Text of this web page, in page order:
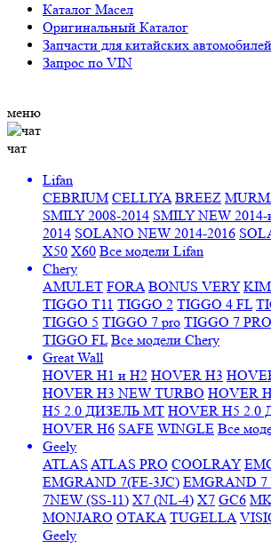
Каталог Масел
Оригинальный Каталог
Запчасти для китайских автомобилей
Запрос по VIN
меню
чат
Lifan
CEBRIUM CELLIYA BREEZ
SMILY 2008-2014 SMILY NEW 2014-
2014 SOLANO NEW 2014-2016
X50 X60 Все модели Lifan
Chery
AMULET FORA BONUS VERY
TIGGO T11 TIGGO 2 TIGGO 4 FL
TIGGO 5 TIGGO 7 pro TIGGO 7
TIGGO FL Все модели Chery
Great Wall
HOVER H1 и H2 HOVER H3
HOVER H3 NEW TURBO HOVER
H5 2.0 ДИЗЕЛЬ МТ HOVER H5
HOVER H6 SAFE WINGLE Все
Geely
ATLAS ATLAS PRO COOLRAY
EMGRAND 7(FE-3JC) EMGRAND 7
7NEW (SS-11) X7 (NL-4) X7 GC6
MONJARO OTAKA TUGELLA
Geely